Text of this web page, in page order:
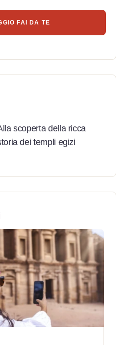
FAI DA TE
scoperta della ricca
dei templi egizi